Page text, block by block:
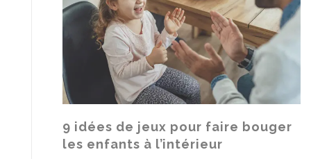
9 idées de jeux pour faire bouger
les enfants à l’intérieur